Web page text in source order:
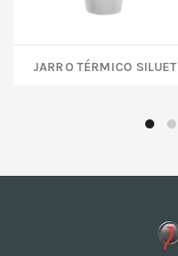
JARRO TÉRMICO SILUET